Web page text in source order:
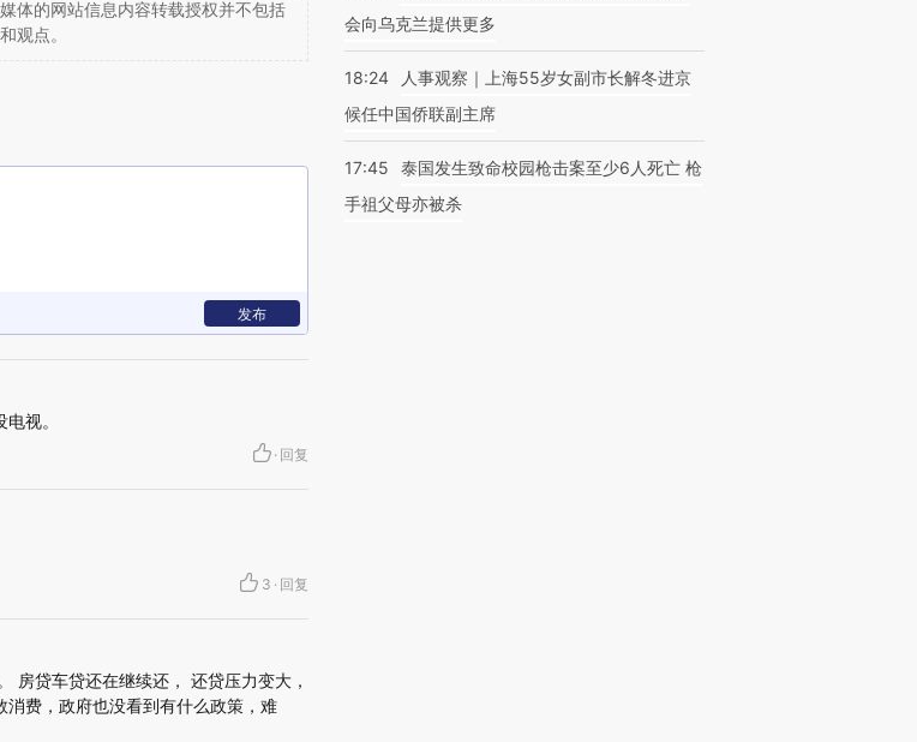
体的网站信息内容转载授权并不包括
观点。
发布
视。
· 回复
3 · 回复
房贷车贷还在继续还， 还贷压力变大，
费，政府也没看到有什么政策，难
会向乌克兰提供更多
18:24
人事观察｜上海55岁女副市长解冬进京
候任中国侨联副主席
17:45
泰国发生致命校园枪击案至少6人死亡 枪
手祖父母亦被杀